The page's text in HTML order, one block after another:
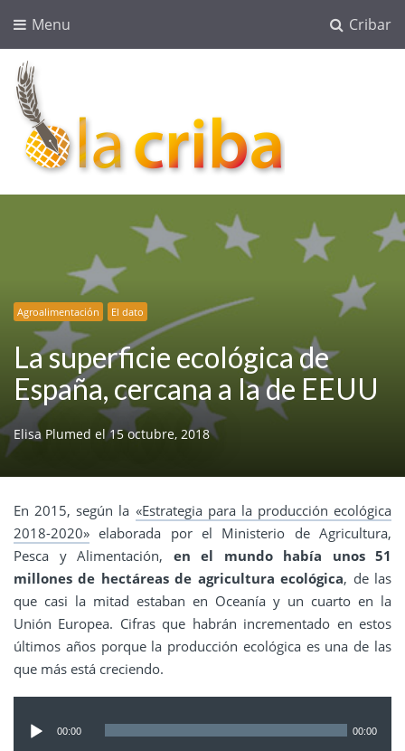
Cribar
Menu
lacriba.net
Agroalimentación El dato
La superficie ecológica de
España, cercana a la de EEUU
Elisa Plumed el 15 octubre, 2018
En 2015, según la «Estrategia para la producción ecológica
2018-2020» elaborada por el Ministerio de Agricultura,
Pesca y Alimentación, en el mundo había unos 51
millones de hectáreas de agricultura ecológica, de las
que casi la mitad estaban en Oceanía y un cuarto en la
Unión Europea. Cifras que habrán incrementado en estos
últimos años porque la producción ecológica es una de las
que más está creciendo.
00:00 00:00